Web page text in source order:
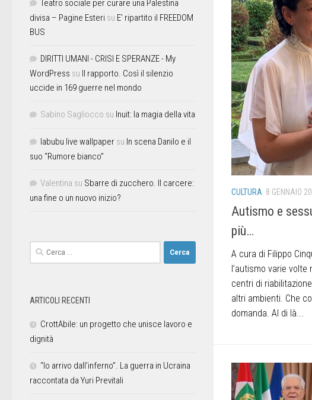
CULTURA 8 GENNAIO
Autismo e
più…
A cura di Filippo
l’autismo varie
centri di
altri ambienti. Che
domanda. Al di là...
Teatro sociale per curare una Palestina
divisa – Pagine Esteri su E’ ripartito il FREEDOM
BUS
DIRITTI UMANI - CRISI E SPERANZE - My
WordPress su Il rapporto. Così il silenzio
uccide in 169 guerre nel mondo
Sabino Sagliocco su Inuit: la magia della vita
labubu live wallpaper su In scena Danilo e il
suo “Rumore bianco”
Valentina su Sbarre di zucchero. Il carcere:
una fine o un nuovo inizio?
ARTICOLI RECENTI
CrottAbile: un progetto che unisce lavoro e
dignità
“Io arrivo dall’inferno”. La guerra in Ucraina
raccontata da Yuri Previtali